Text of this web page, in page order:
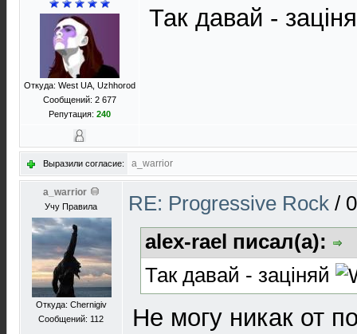
Откуда: West UA, Uzhhorod
Сообщений: 2 677
Репутация: 240
Так давай -
Выразили согласие: a_warrior
a_warrior
Учу Правила
Откуда: Chernigiv
Сообщений: 112
RE: Progressive Rock /
alex-rael писал(а):
Так давай - заціняй
Не могу никак от